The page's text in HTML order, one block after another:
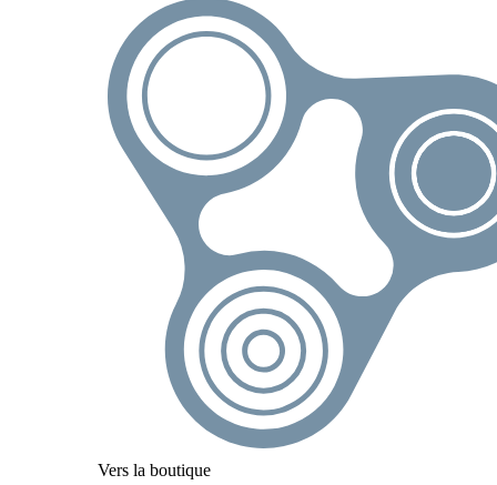
Vers la boutique